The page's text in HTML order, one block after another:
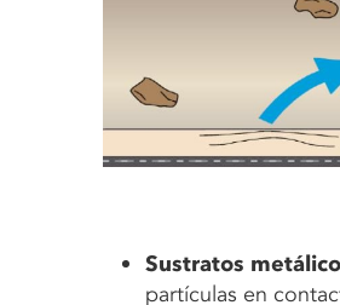
Sustratos
partículas en